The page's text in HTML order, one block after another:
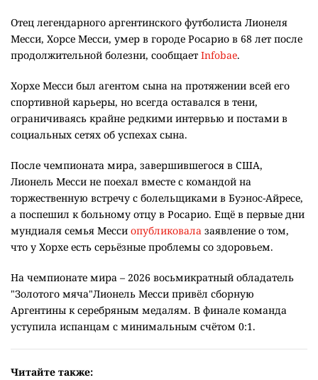
Отец легендарного аргентинского футболиста Лионеля
Месси, Хорсе Месси, умер в городе Росарио в 68 лет после
продолжительной болезни, сообщает Infobae.
Хорхе Месси был агентом сына на протяжении всей его
спортивной карьеры, но всегда оставался в тени,
ограничиваясь крайне редкими интервью и постами в
социальных сетях об успехах сына.
После чемпионата мира, завершившегося в США,
Лионель Месси не поехал вместе с командой на
торжественную встречу с болельщиками в Буэнос-Айресе,
а поспешил к больному отцу в Росарио. Ещё в первые дни
мундиаля семья Месси опубликовала заявление о том,
что у Хорхе есть серьёзные проблемы со здоровьем.
На чемпионате мира – 2026 восьмикратный обладатель
"Золотого мяча"Лионель Месси привёл сборную
Аргентины к серебряным медалям. В финале команда
уступила испанцам с минимальным счётом 0:1.
Читайте также: